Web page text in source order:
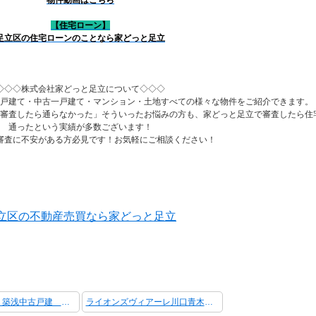
【住宅ローン】
立区の住宅ローンのことなら家どっと足立
株式会社家どっと足立について◇◇◇
建て・中古一戸建て・マンション・土地すべての様々な物件をご紹介できます。
査したら通らなかった」そういったお悩みの方も、家どっと足立で審査したら住
通ったという実績が多数ございます！
査に不安がある方必見です！お気軽にご相談ください！
区の不動産売買なら家どっと足立
荒川区南千住 築浅中古戸建 南千住駅徒歩8分 ライオンズヴィアーレ川口青木町公園 中古マンション 公園至近